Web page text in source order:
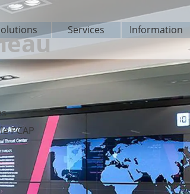
Services Information
PCAP